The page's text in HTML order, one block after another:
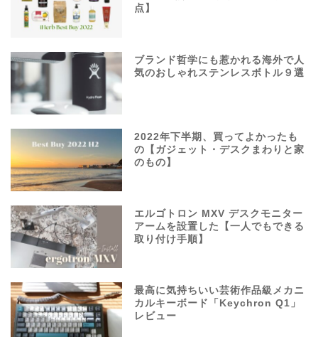
点】
ブランド哲学にも惹かれる海外で人
気のおしゃれステンレスボトル９選
2022年下半期、買ってよかったも
の【ガジェット・デスクまわりと家
のもの】
エルゴトロン MXV デスクモニター
アームを設置した【一人でもできる
取り付け手順】
最高に気持ちいい芸術作品級メカニ
カルキーボード「Keychron Q1」
レビュー